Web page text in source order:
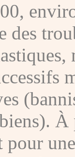
des
pour